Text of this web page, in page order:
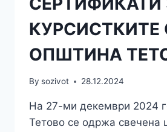
КУРСИСТКИТЕ
ОПШТИНА
By sozivot 28.12.2024
На 27-ми декември 2024
Тетово се одржа свечена